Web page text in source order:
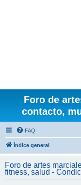
Foro de
contacto,
FAQ
Índice general
Foro de artes
fitness, salud -